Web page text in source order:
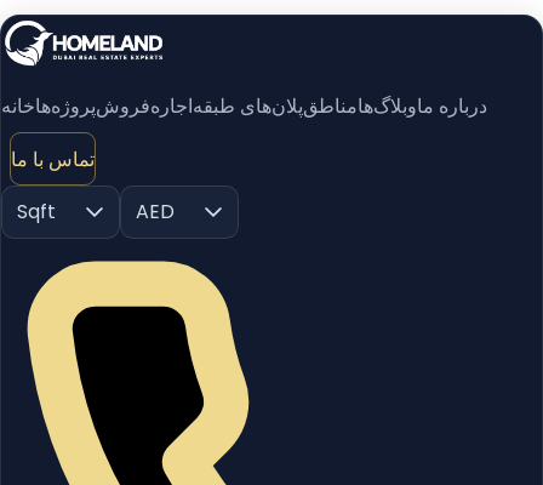
خانهپروژه‌هافروشاجارهپلان‌های طبقهمناطقوبلاگ‌هادرباره ما
تماس با ما
Sqft
AED